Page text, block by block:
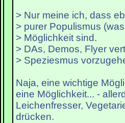
> Nur meine ich, dass
> purer Populismus
> Möglichkeit sind.
> DAs, Demos, Flyer
> Speziesmus
Naja, eine wichtige
eine Möglichkeit... -
Leichenfresser,
drücken.